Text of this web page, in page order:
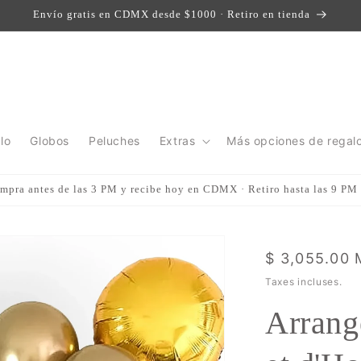
Envío gratis en CDMX desde $1000 · Retiro en tienda
Globos Peluches Extras Más opciones de
antes de las 3 PM y recibe hoy en CDMX · Retiro hasta las 9 PM
Prix
habituel
$ 3,055.00
Taxes incluses.